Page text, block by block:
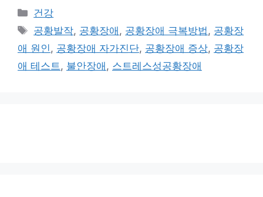
카
테
고
리
건강
태
그
공황발작, 공황장애 , 공황장애 극복방법 , 공황장
애 원인 , 공황장애 자가진단, 공황장애 증상, 공황장
애 테스트 , 불안장애 , 스트레스성공황장애